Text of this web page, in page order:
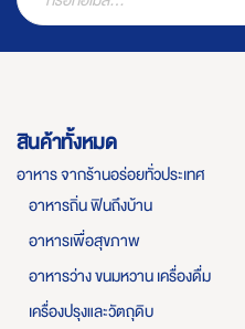
สินค้าทั้งหมด
อาหาร จากร้านอร่อยทั่วประเทศ
อาหารถิ่น ฟินถึงบ้าน
อาหารเพื่อสุขภาพ
อาหารว่าง ขนมหวาน เครื่องดื่ม
เครื่องปรุงและวัตถุดิบ